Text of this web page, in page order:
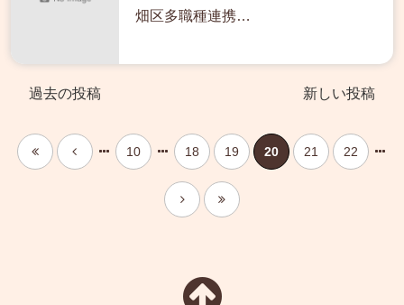
畑区多職種連携…
過去の投稿 新しい投稿
10 18 19 20 21 22